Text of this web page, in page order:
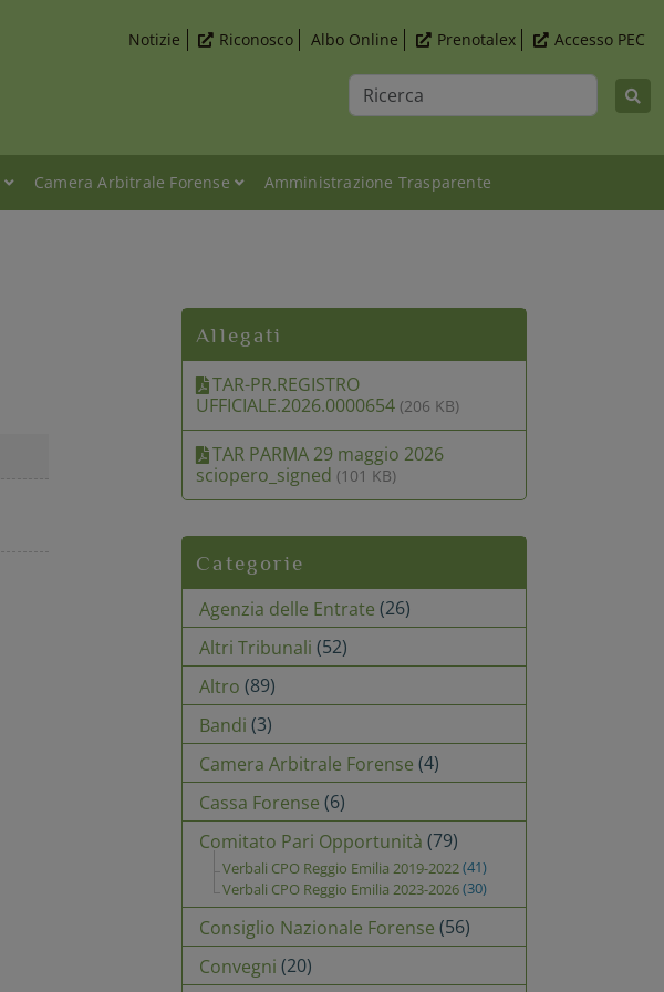
Ricerca
Notizie Riconosco Albo Online Prenotalex Accesso PEC
Camera Arbitrale Forense Amministrazione Trasparente
Allegati
TAR-PR.REGISTRO
UFFICIALE.2026.0000654 (206 KB)
TAR PARMA 29 maggio 2026
sciopero_signed (101 KB)
Categorie
Agenzia delle Entrate (26)
Altri Tribunali (52)
Altro (89)
Bandi (3)
Camera Arbitrale Forense (4)
Cassa Forense (6)
Comitato Pari Opportunità (79)
Verbali CPO Reggio Emilia 2019-2022(41)
Verbali CPO Reggio Emilia 2023-2026(30)
Consiglio Nazionale Forense (56)
Convegni (20)